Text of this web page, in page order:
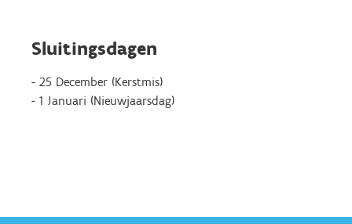
Sluitingsdagen
- 25 December (Kerstmis)
- 1 Januari (Nieuwjaarsdag)